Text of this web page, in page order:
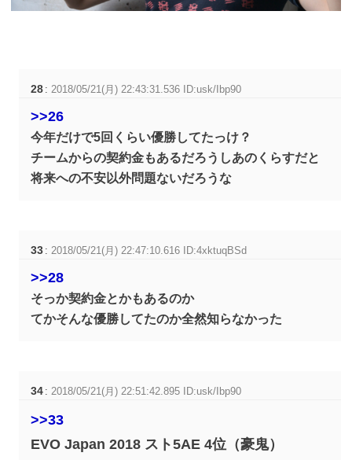
28 :2018/05/21(月) 22:43:31.536 ID:usk/Ibp90
>>26
今年だけで5回くらい優勝してたっけ？
チームからの契約金もあるだろうしあのくらすだと
将来への不安以外問題ないだろうな
33 :2018/05/21(月) 22:47:10.616 ID:4xktuqBSd
>>28
そっか契約金とかもあるのか
てかそんな優勝してたのか全然知らなかった
34 :2018/05/21(月) 22:51:42.895 ID:usk/Ibp90
>>33
EVO Japan 2018 スト5AE 4位（豪鬼）